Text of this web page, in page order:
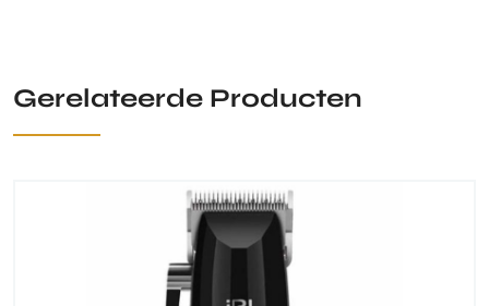
Gerelateerde Producten